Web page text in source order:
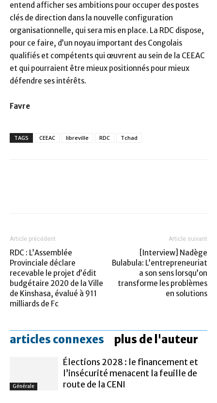
entend afficher ses ambitions pour occuper des postes
clés de direction dans la nouvelle configuration
organisationnelle, qui sera mis en place. La RDC dispose,
pour ce faire, d’un noyau important des Congolais
qualifiés et compétents qui œuvrent au sein de la CEEAC
et qui pourraient être mieux positionnés pour mieux
défendre ses intérêts.
Favre
TAGS CEEAC libreville RDC Tchad
Article précédent
RDC : L’Assemblée
Provinciale déclare
recevable le projet d’édit
budgétaire 2020 de la Ville
de Kinshasa, évalué à 911
milliards de Fc
Article suivant
[Interview] Nadège
Bulabula: L’entrepreneuriat
a son sens lorsqu’on
transforme les problèmes
en solutions
articles connexes plus de l'auteur
Générale
Élections 2028 : le financement et
l’insécurité menacent la feuille de
route de la CENI